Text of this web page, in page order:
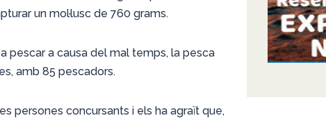
un mol·lusc de 760 grams.
pescar a causa del mal temps, la pesca
amb 85 pescadors.
persones concursants i els ha agraït que,